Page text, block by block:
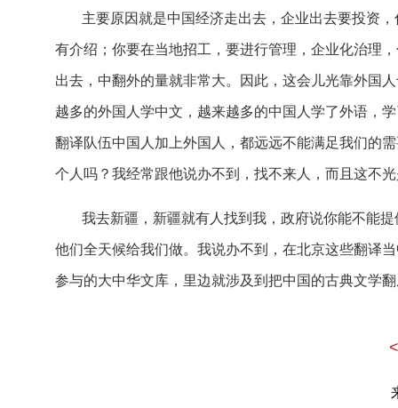
主要原因就是中国经济走出去，企业出去要投资
有介绍；你要在当地招工，要进行管理，企业化治理
出去，中翻外的量就非常大。因此，这会儿光靠外国
越多的外国人学中文，越来越多的中国人学了外语，
翻译队伍中国人加上外国人，都远远不能满足我们的
个人吗？我经常跟他说办不到，找不来人，而且这不
我去新疆，新疆就有人找到我，政府说你能不能
他们全天候给我们做。我说办不到，在北京这些翻译
参与的大中华文库，里边就涉及到把中国的古典文学
没有名，你要是外翻中，国内发行量大，一看这是某